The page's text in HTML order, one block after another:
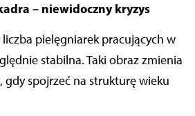
– niewidoczny kryzys
pielęgniarek pracujących w
stabilna. Taki obraz zmienia
gdy spojrzeć na strukturę wieku